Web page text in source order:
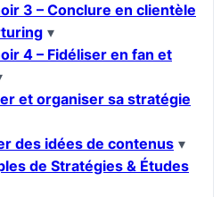
3 – Conclure en clientèle
▾
4 – Fidéliser en fan et
et organiser sa stratégie
des idées de contenus ▾
de Stratégies & Études